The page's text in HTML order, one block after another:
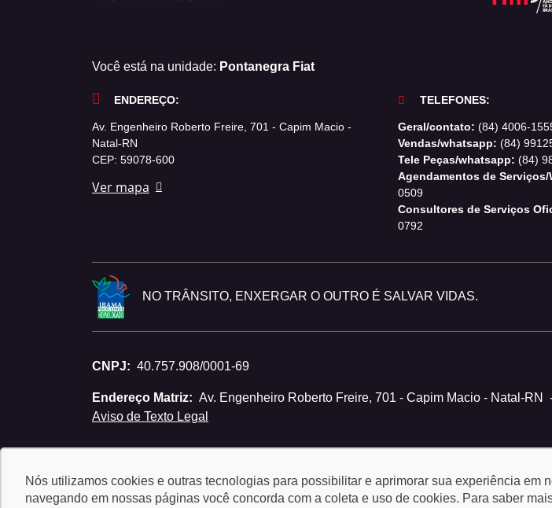
Você está na unidade: Pontanegra Fiat
ENDEREÇO:
Av. Engenheiro Roberto Freire, 701 - Capim Macio -
Natal-RN
CEP: 59078-600
Ver mapa
TELEFONES:
Geral/contato: (84) 4006-
Vendas/whatsapp: (84)
Tele Peças/whatsapp: (84)
Agendamentos de Serviços/
0509
Consultores de Serviços
0792
NO TRÂNSITO, ENXERGAR O OUTRO É SALVAR VIDAS.
CNPJ: 40.757.908/0001-69
Endereço Matriz: Av. Engenheiro Roberto Freire, 701 - Capim Macio - Natal-RN
Aviso de Texto Legal
Nós utilizamos cookies e outras tecnologias para possibilitar e aprimorar sua experiência em
navegando em nossas páginas você concorda com a coleta e uso de cookies. Para saber